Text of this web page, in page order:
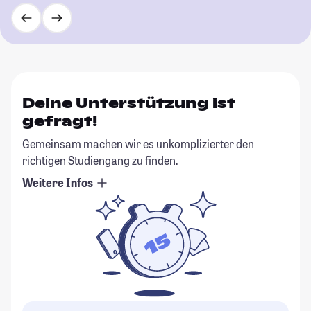
Deine Unterstützung ist
gefragt!
Gemeinsam machen wir es unkomplizierter den
richtigen Studiengang zu finden.
Weitere Infos